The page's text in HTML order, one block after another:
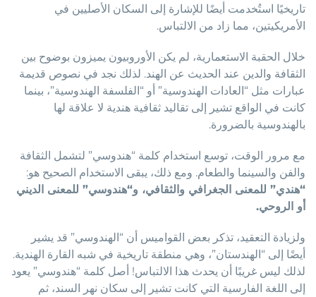
تاريخيًا استُخدمت أيضًا للإشارة إلى السكان الأصليين في
الأمريكيتين، مما زاد من الالتباس.
خلال الحقبة الاستعمارية، لم يكن الأوروبيون يميزون بوضوح بين
الثقافة والدين عند الحديث عن الهند. لذلك نجد في نصوص قديمة
عبارات مثل “العادات الهندوسية” أو “الفلسفة الهندوسية”، بينما
كانت في الواقع تشير إلى تقاليد ثقافية هندية لا علاقة لها
بالهندوسية بالضرورة.
مع مرور الوقت، توسع استخدام كلمة “هندوسي” لتشمل الثقافة
والفن والسينما والطعام. ومع ذلك، يبقى الاستخدام الصحيح هو:
“هندي” للمعنى الجغرافي والثقافي، و“هندوسي” للمعنى الديني
أو الروحي.
ولزيادة التعقيد، تذكر بعض القواميس أن “الهندوسي” قد يشير
أيضًا إلى “الهندستان”، وهي منطقة تاريخية في شبه القارة الهندية.
لذلك ليس غريبًا أن يحدث هذا الالتباس! أصل كلمة “هندوسي” يعود
إلى اللغة الفارسية التي كانت تشير إلى سكان نهر السند، ثم